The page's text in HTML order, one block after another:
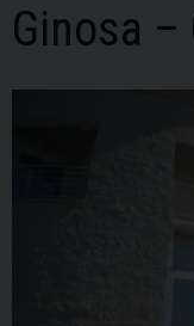
Ginosa –